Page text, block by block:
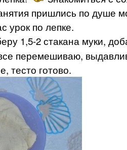
пришлись по душе
урок по лепке.
1,5-2 стакана муки,
перемешиваю,
тесто готово.